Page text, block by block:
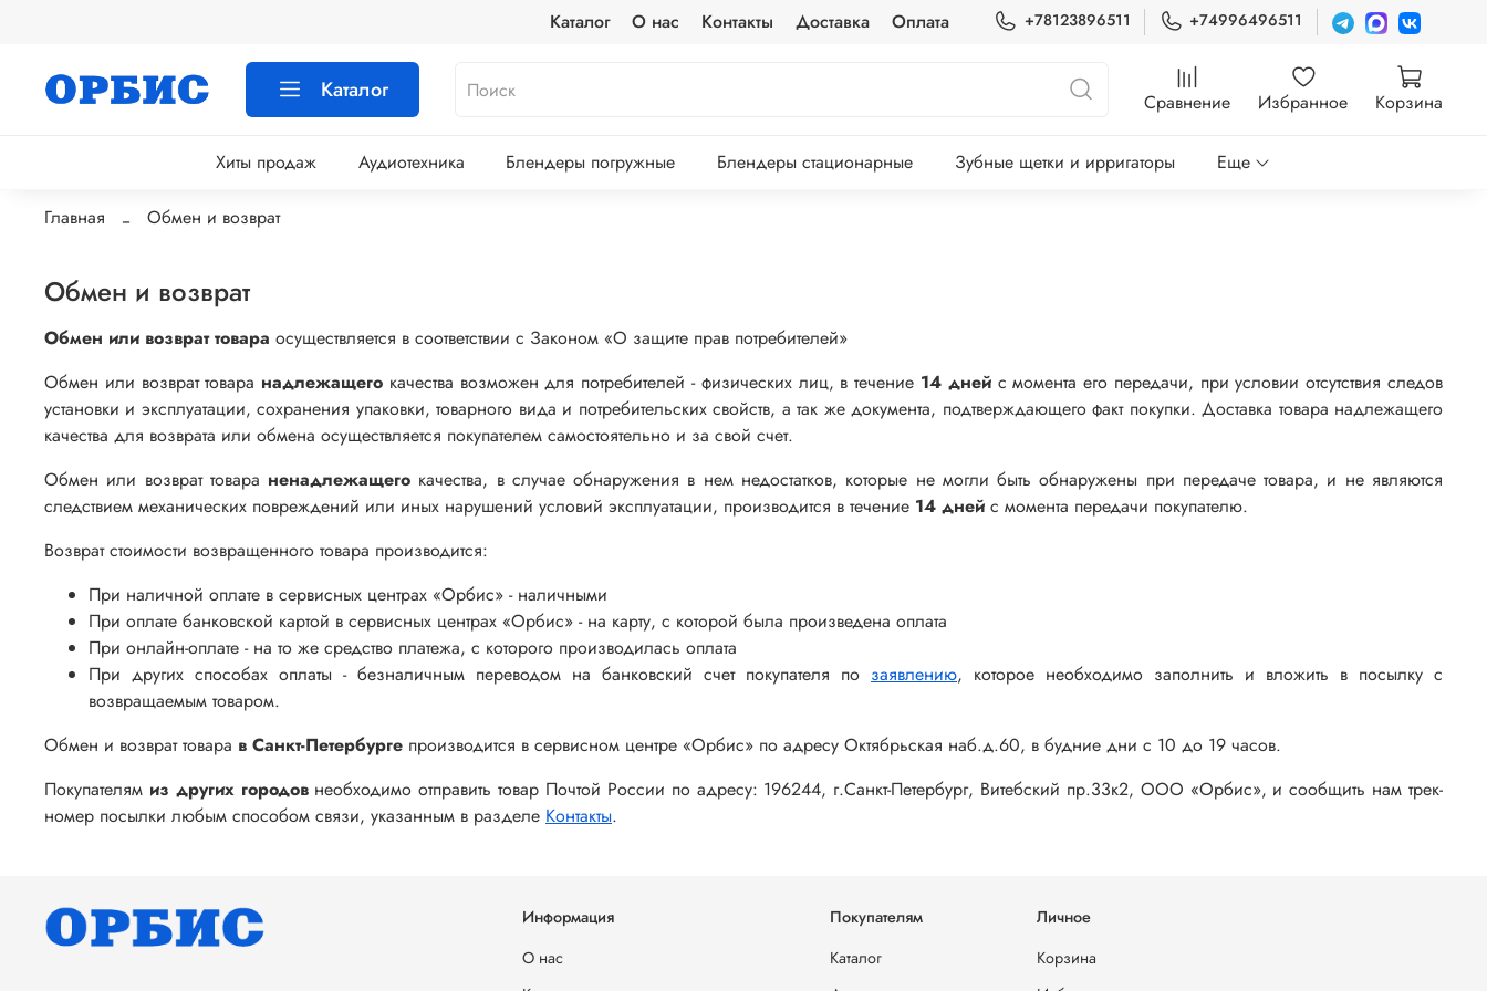
Каталог О нас Контакты Доставка Оплата +78123896511 +74996496511
Каталог Сравнение Избранное Корзина
Хиты продаж Аудиотехника Блендеры погружные Блендеры стационарные Зубные щетки и ирригаторы Еще
Главная Обмен и возврат
Обмен и возврат
Обмен или возврат товара осуществляется в соответствии с Законом «О защите прав потребителей»
Обмен или возврат товара надлежащего качества возможен для потребителей - физических лиц, в течение 14 днейс момента его передачи, при условии отсутствия следов
установки и эксплуатации, сохранения упаковки, товарного вида и потребительских свойств, а так же документа, подтверждающего факт покупки. Доставка товара надлежащего
качества для возврата или обмена осуществляется покупателем самостоятельно и за свой счет.
Обмен или возврат товара ненадлежащего качества, в случае обнаружения в нем недостатков, которые не могли быть обнаружены при передаче товара, и не являются
следствием механических повреждений или иных нарушений условий эксплуатации, производится в течение 14 дней с момента передачи покупателю.
Возврат стоимости возвращенного товара производится:
При наличной оплате в сервисных центрах «Орбис» - наличными
При оплате банковской картой в сервисных центрах «Орбис» - на карту, с которой была произведена оплата
При онлайн-оплате - на то же средство платежа, с которого производилась оплата
При других способах оплаты - безналичным переводом на банковский счет покупателя по заявлению, которое необходимо заполнить и вложить в посылку с
возвращаемым товаром.
Обмен и возврат товара в Санкт-Петербурге производится в сервисном центре «Орбис» по адресу Октябрьская наб.д.60, в будние дни с 10 до 19 часов.
Покупателям из других городовнеобходимо отправить товар Почтой России по адресу: 196244, г.Санкт-Петербург, Витебский пр.33к2, ООО «Орбис», и сообщить нам трек-
номер посылки любым способом связи, указанным в разделе Контакты.
Информация
О нас
Покупателям
Каталог
Личное
Корзина